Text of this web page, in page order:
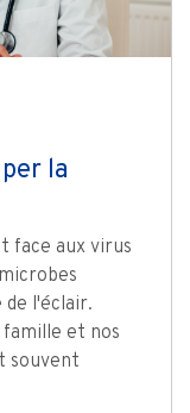
la
face aux virus
de l'éclair.
famille et nos
souvent